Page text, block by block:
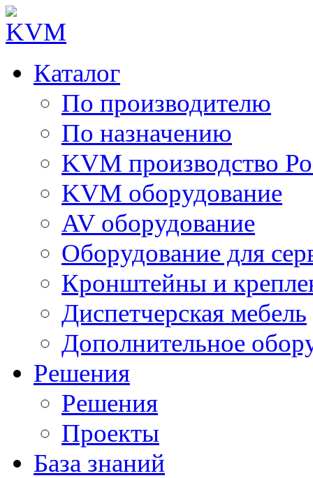
Каталог
По производителю
По назначению
KVM производство
KVM оборудование
AV оборудование
Оборудование для
Кронштейны и
Диспетчерская мебель
Дополнительное
Решения
Решения
Проекты
База знаний